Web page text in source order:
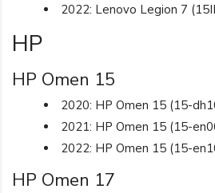
2022: Lenovo Legion 7
HP
HP Omen 15
2020: HP Omen 15 (15-
2021: HP Omen 15 (15-
2022: HP Omen 15 (15-
HP Omen 17